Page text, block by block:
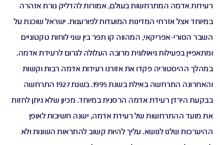
רעידות אדמה המתרחשות בעולם, אמורות להדליק נורת אזהרה
במיוחד אצל אזרחי המדינות המועדות לפורענות. ישראל שוכנת על
השבר הסורי-אפריקאי, המהווה קו תפר בין שני לוחות טקטוניים
ומתאפיין בפעילות גיאולוגית מרובה העלולה לגרום לרעידת אדמה.
במהלך ההיסטוריה פקדו את אזורנו רעידות אדמה רבות וקשות
והאחרונה התרחשה באילת בשנת 1995. בשנת 1927 התרחשה
בבקעת הירדן רעידת אדמה הרסנית במיוחד. מכיון שלא ניתן לחזות
את מועד ההתרחשות של רעידת אדמה, ישנה חשיבות לאופן
ההיערכות שלנו לנושא. עליך להיות קשוב להתראות השונות ולא